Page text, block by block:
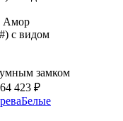
замком
423 ₽
Белые